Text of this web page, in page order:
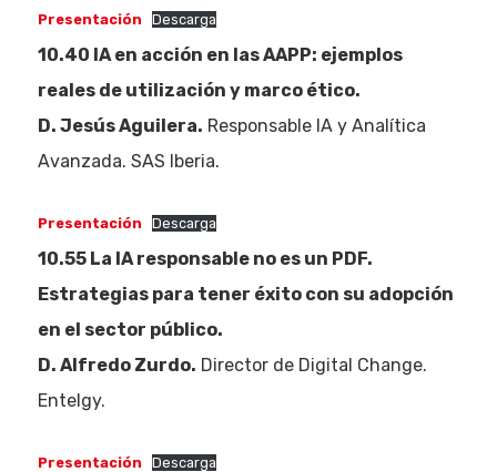
Presentación Descarga
10.40 IA en acción en las AAPP: ejemplos
reales de utilización y marco ético.
D. Jesús Aguilera. Responsable IA y Analítica
Avanzada. SAS Iberia.
Presentación Descarga
10.55 La IA responsable no es un PDF.
Estrategias para tener éxito con su adopción
en el sector público.
D. Alfredo Zurdo. Director de Digital Change.
Entelgy.
Presentación Descarga